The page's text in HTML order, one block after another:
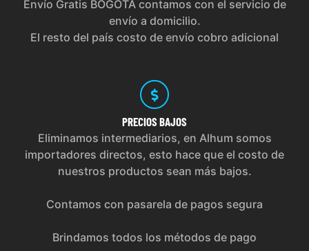
Envío Gratis BOGOTÁ contamos con el servicio de
envío a domicilio.
El resto del país costo de envío cobro adicional
PRECIOS BAJOS
Eliminamos intermediarios, en Alhum somos
importadores directos, esto hace que el costo de
nuestros productos sean más bajos.
Contamos con pasarela de pagos segura
Brindamos todos los métodos de pago